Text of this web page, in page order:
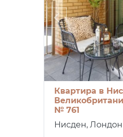
Квартира в
№ 761
Нисден, Лондон